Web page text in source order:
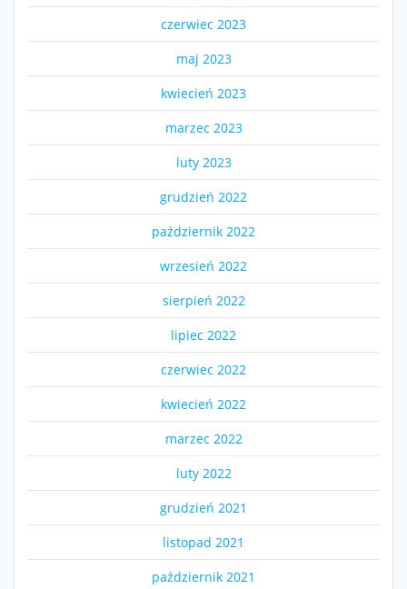
czerwiec 2023
maj 2023
kwiecień 2023
marzec 2023
luty 2023
grudzień 2022
październik 2022
wrzesień 2022
sierpień 2022
lipiec 2022
czerwiec 2022
kwiecień 2022
marzec 2022
luty 2022
grudzień 2021
listopad 2021
październik 2021